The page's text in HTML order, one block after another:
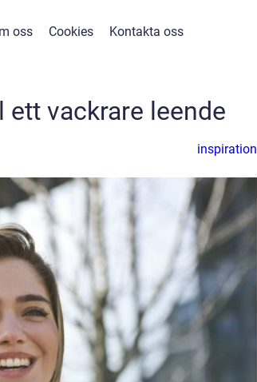
oss Cookies Kontakta oss
vackrare leende
inspiration